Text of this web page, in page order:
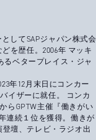
してSAPジャパン株式会
を歴任。2006年 マッキ
るベタープレイス・ジャ
年12月末日にコンカー
イザーに就任。 コンカ
らGPTW主催『働きがい
連続１位を獲得。働きが
壇、テレビ・ラジオ出